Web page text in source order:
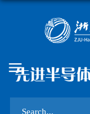
先进半导